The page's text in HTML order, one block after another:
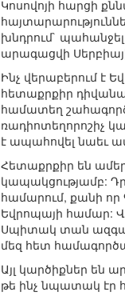
Կոսովոյի հարցի
խնդրում`
արագացվի
Ինչ վերաբերում է
հետաքրքիր
համատեղ
ռադիոտեղորոշիչ
է ապահովել նաեւ
Հետաքրքիր են
կապակցությամբ:
համարում, քանի
Եվրոպայի համար:
Սպիտակ տան
մեզ հետ
Այլ կարծիքներ են
թե ինչ նպատակ էր